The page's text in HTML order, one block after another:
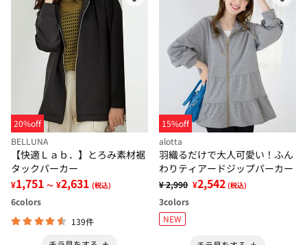
20%off
BELLUNA
【快適Ｌａｂ．】とろみ素材裾
タックパーカー
¥1,751 ～ ¥2,631 (税込)
6colors
139件
15%off
alotta
羽織るだけで大人可愛い！ふん
わりティアードジップパーカー
¥ 2,990 ¥2,542 (税込)
3colors
NEW